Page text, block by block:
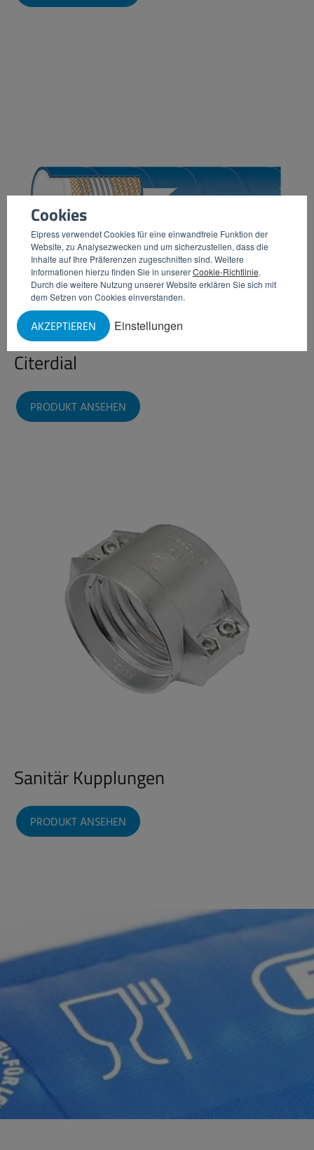
Cookies
Elpress verwendet Cookies für eine einwandfreie Funktion der
Website, zu Analysezwecken und um sicherzustellen, dass die
Inhalte auf Ihre Präferenzen zugeschnitten sind. Weitere
Informationen hierzu finden Sie in unsererCookie-Richtlinie.
Durch die weitere Nutzung unserer Website erklären Sie sich mit
dem Setzen von Cookies einverstanden.
Einstellungen
AKZEPTIEREN
Citerdial
PRODUKT ANSEHEN
Sanitär Kupplungen
PRODUKT ANSEHEN